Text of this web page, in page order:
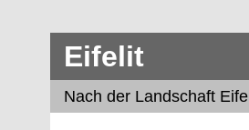
Eifelit
Nach der Landschaft